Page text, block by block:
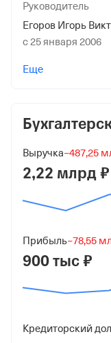
Руководитель
Егоров Игорь
с 25 января 2006
Егоров Игорь
Форма
Дата регистрации
Краткое название
ООО
Юридический
188645,
шоссе, д 293А
ИНН
Еще
Выручка−487,25
2,22 млрд ₽
Прибыль−78,55
900 тыс ₽
Кредиторский